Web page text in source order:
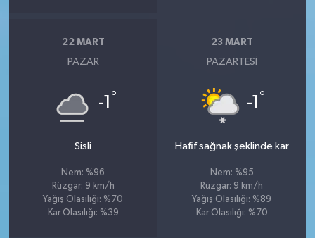
22 MART
PAZAR
-1 °
Sisli
Nem: %96
Rüzgar: 9 km/h
Yağış Olasılığı: %70
Kar Olasılığı: %39
23 MART
PAZARTESI
-1 °
Hafif sağnak şeklinde kar
Nem: %95
Rüzgar: 9 km/h
Yağış Olasılığı: %89
Kar Olasılığı: %70